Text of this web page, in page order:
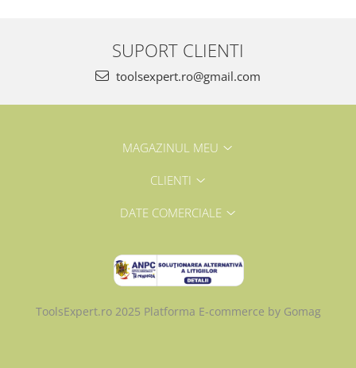
SUPORT CLIENTI
toolsexpert.ro@gmail.com
MAGAZINUL MEU
CLIENTI
DATE COMERCIALE
ToolsExpert.ro 2025 Platforma E-commerce by Gomag